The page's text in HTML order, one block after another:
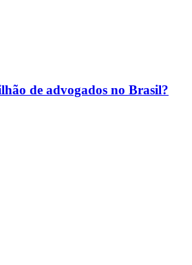
de advogados no Brasil?